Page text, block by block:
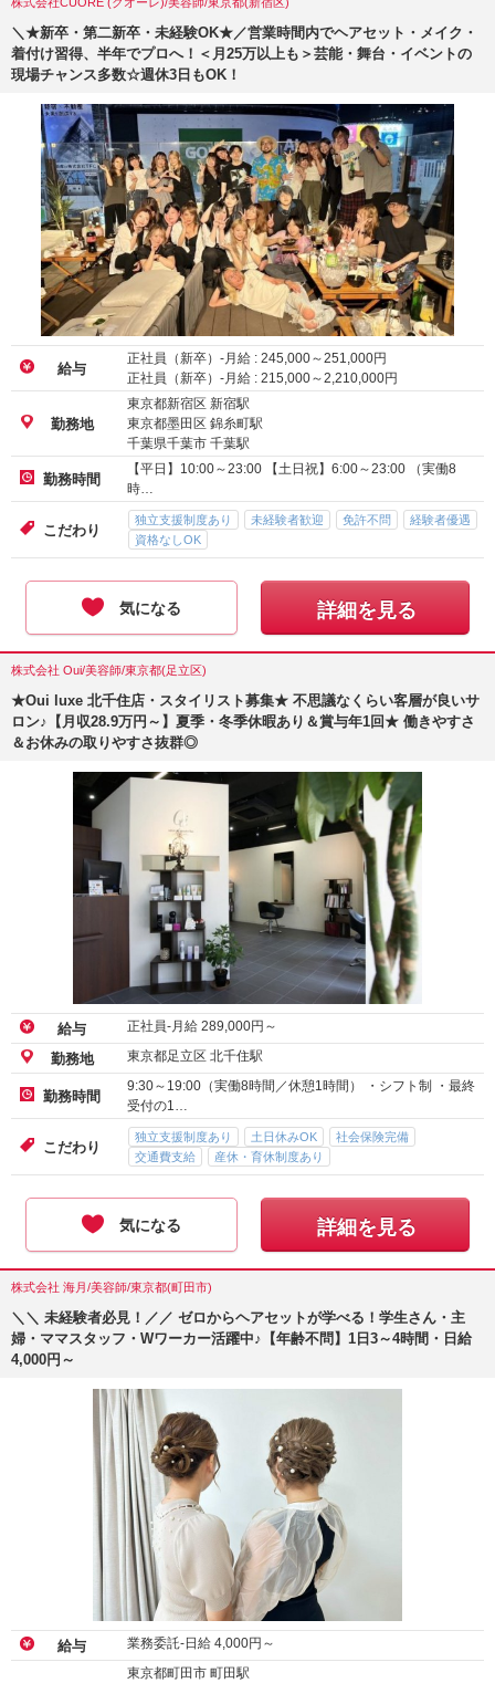
＼★新卒・第二新卒・未経験OK★／営業時間内でヘアセット・メイク・
着付け習得、半年でプロへ！＜月25万以上も＞芸能・舞台・イベントの
現場チャンス多数☆週休3日もOK！
給与
正社員（新卒）-月給 : 245,000～251,000円
正社員（新卒）-月給 : 215,000～2,210,000円
勤務地
東京都新宿区 新宿駅
東京都墨田区 錦糸町駅
千葉県千葉市 千葉駅
勤務時間
【平日】10:00～23:00 【土日祝】6:00～23:00 （実働8
時…
こだわり
独立支援制度あり 未経験者歓迎 免許不問
経験者優遇
資格なしOK
気になる 詳細を見る
株式会社 Oui/美容師/東京都(足立区)
★Oui luxe 北千住店・スタイリスト募集★ 不思議なくらい客層が良いサ
ロン♪【月収28.9万円～】夏季・冬季休暇あり＆賞与年1回★ 働きやすさ
＆お休みの取りやすさ抜群◎
給与 正社員-月給 289,000円～
勤務地 東京都足立区 北千住駅
勤務時間
9:30～19:00（実働8時間／休憩1時間） ・シフト制 ・最終
受付の1…
こだわり
独立支援制度あり 土日休みOK
社会保険完備
交通費支給
産休・育休制度あり
気になる 詳細を見る
株式会社 海月/美容師/東京都(町田市)
＼＼ 未経験者必見！／／ ゼロからヘアセットが学べる！学生さん・主
婦・ママスタッフ・Wワーカー活躍中♪【年齢不問】1日3～4時間・日給
4,000円～
給与 業務委託-日給 4,000円～
東京都町田市 町田駅